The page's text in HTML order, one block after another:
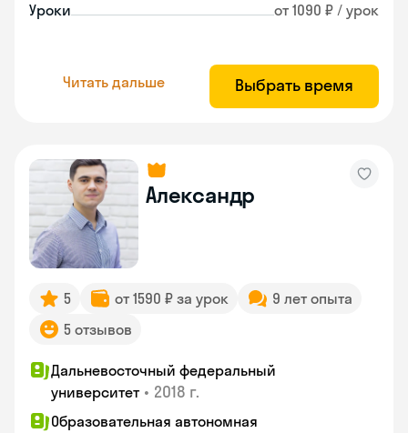
Уроки от 1090 ₽ / урок
Читать дальше Выбрать время
Александр
5 от 1590 ₽ за урок
9 лет опыта
5 отзывов
Дальневосточный федеральный
университет • 2018 г.
Образовательная автономная